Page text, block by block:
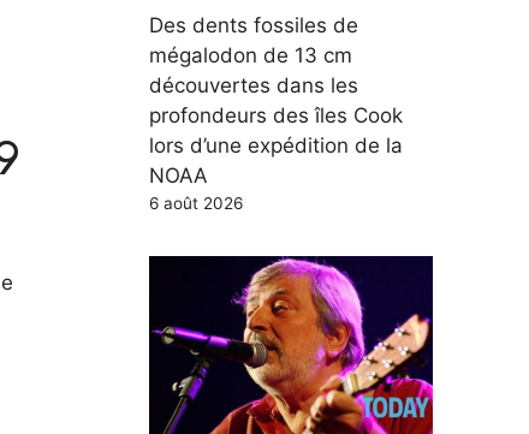
Des dents fossiles de
mégalodon de 13 cm
découvertes dans les
profondeurs des îles Cook
lors d’une expédition de la
NOAA
6 août 2026